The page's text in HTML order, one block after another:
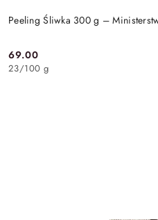
Peeling Śliwka 300 g –
Cena:
69.00
23/100 g